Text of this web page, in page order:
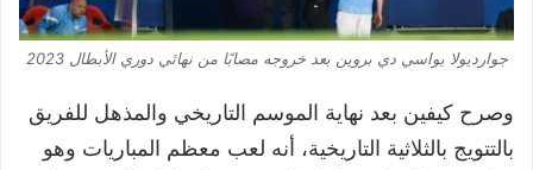
جوارديولا يواسي دي بروين بعد خروجه مصابًا من نهائي دوري الأبطال 2023
وصرح كيفين بعد نهاية الموسم التاريخي والمذهل للفريق
بالتتويج بالثلاثية التاريخية، أنه لعب معظم المباريات وهو